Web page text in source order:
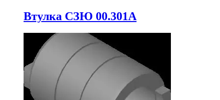
Втулка СЗЮ 00.301А